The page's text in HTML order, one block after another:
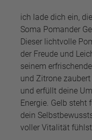
ich lade dich ein,
Soma Pomander
Dieser lichtvolle
der Freude und
seinem
und Zitrone
und erfüllt deine
Energie. Gelb steht
dein
voller Vitalität